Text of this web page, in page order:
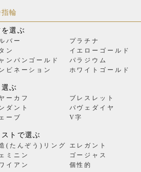
輪
選ぶ
バー プラチナ
ン
イエローゴールド
ンパンゴールド
パラジウム
ビネーション
ホワイトゴールド
ぶ
ーカフ ブレスレット
ダント
パヴェダイヤ
ーブ
V字
ストで選ぶ
(たんぞう)リング エレガント
ミニン
ゴージャス
イアン
個性的